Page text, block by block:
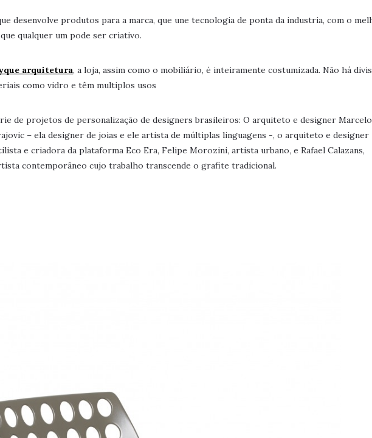
desenvolve produtos para a marca, que une tecnologia de ponta da industria, com o
qualquer um pode ser criativo.
arquitetura, a loja, assim como o mobiliário, é inteiramente costumizada. Não há
como vidro e têm multiplos usos
de projetos de personalização de designers brasileiros: O arquiteto e designer Marcelo
– ela designer de joias e ele artista de múltiplas linguagens -, o arquiteto e designer
e criadora da plataforma Eco Era, Felipe Morozini, artista urbano, e Rafael Calazans,
contemporâneo cujo trabalho transcende o grafite tradicional.